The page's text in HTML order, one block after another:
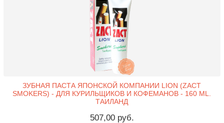
ЗУБНАЯ ПАСТА ЯПОНСКОЙ КОМПАНИИ LION (ZACT
SMOKERS) - ДЛЯ КУРИЛЬЩИКОВ И КОФЕМАНОВ - 160 ML.
ТАИЛАНД
507,00 руб.